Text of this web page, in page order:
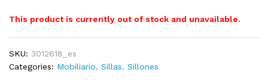
This product is currently out of stock and unavailable.
SKU: 3012618_es
Categories: Mobiliario, Sillas, Sillones